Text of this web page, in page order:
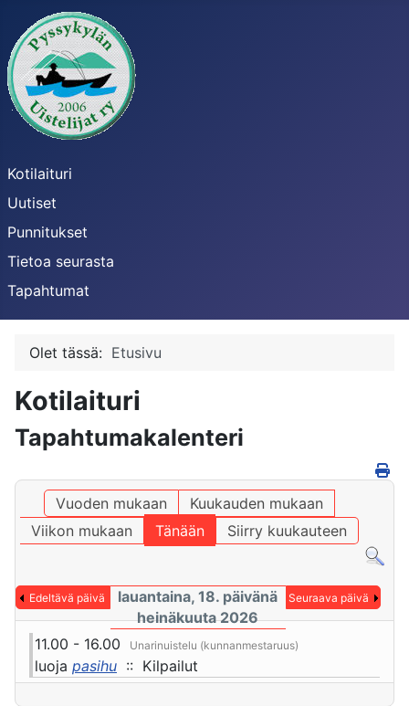
Kotilaituri
Uutiset
Punnitukset
Tietoa seurasta
Tapahtumat
Olet tässä: Etusivu
Kotilaituri
Tapahtumakalenteri
Vuoden mukaan
Kuukauden mukaan
Viikon mukaan
Tänään Siirry kuukauteen
Edeltävä päivä
lauantaina, 18. päivänä
heinäkuuta 2026
Seuraava päivä
11.00 - 16.00 Unarinuistelu (kunnanmestaruus)
luoja pasihu :: Kilpailut